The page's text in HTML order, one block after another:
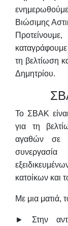
Βιώσιμης
τη βελτίωση
Δημητρίου.
Το ΣΒΑΚ
για τη
αγαθών σε
κατοίκων και
Με μια ματιά,
► Στην